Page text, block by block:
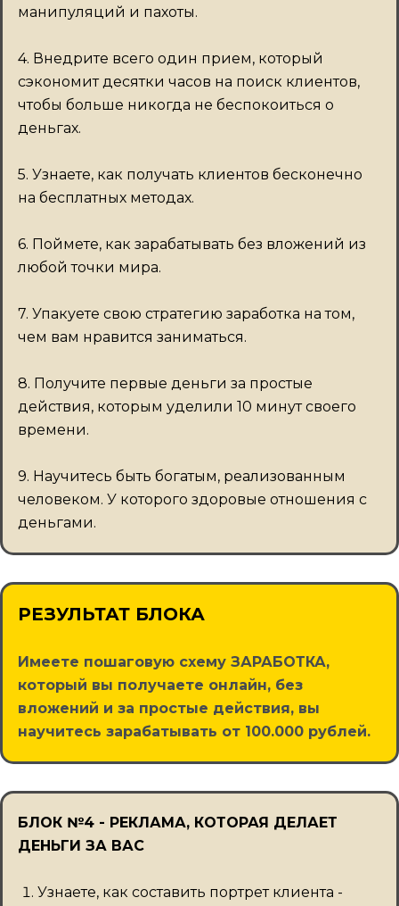
манипуляций и пахоты.
4. Внедрите всего один прием, который
сэкономит десятки часов на поиск клиентов,
чтобы больше никогда не беспокоиться о
деньгах.
5. Узнаете, как получать клиентов бесконечно
на бесплатных методах.
6. Поймете, как зарабатывать без вложений из
любой точки мира.
7. Упакуете свою стратегию заработка на том,
чем вам нравится заниматься.
8. Получите первые деньги за простые
действия, которым уделили 10 минут своего
времени.
9. Научитесь быть богатым, реализованным
человеком. У которого здоровые отношения с
деньгами.
РЕЗУЛЬТАТ БЛОКА
Имеете пошаговую схему ЗАРАБОТКА,
который вы получаете онлайн, без
вложений и за простые действия, вы
научитесь зарабатывать от 100.000 рублей.
БЛОК №4 - РЕКЛАМА, КОТОРАЯ ДЕЛАЕТ
ДЕНЬГИ ЗА ВАС
Узнаете, как составить портрет клиента -